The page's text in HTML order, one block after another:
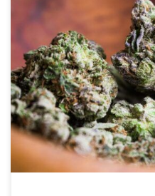
Jak uniknąć uzyskania
przez chwilę o zimnej pizzy.
będzie tak dobra, jak świeży,
Dokładnie takie są przejrzałe
bezużyteczne, ale nie dają Ci
Podobnie jak przegapienie